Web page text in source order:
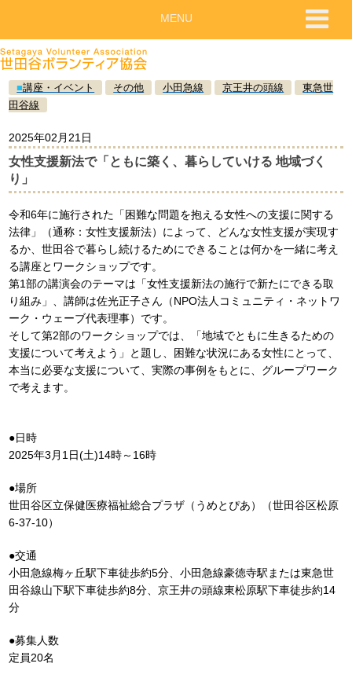
■講座・イベント その他 小田急線 京王井の頭線
東急世
田谷線
2025年02月21日
女性支援新法で「ともに築く、暮らしていける 地域づく
り」
令和6年に施行された「困難な問題を抱える女性への支援に関する
法律」（通称：女性支援新法）によって、どんな女性支援が実現す
るか、世田谷で暮らし続けるためにできることは何かを一緒に考え
る講座とワークショップです。
第1部の講演会のテーマは「⼥性⽀援新法の施⾏で新たにできる取
り組み」、講師は佐光正⼦さん（NPO法⼈コミュニティ・ネットワ
ーク・ウェーブ代表理事）です。
そして第2部のワークショップでは、「地域でともに⽣きるための
⽀援について考えよう」と題し、困難な状況にある⼥性にとって、
本当に必要な⽀援について、実際の事例をもとに、グループワーク
で考えます。
●日時
2025年3月1日(土)14時～16時
●場所
世田谷区立保健医療福祉総合プラザ（うめとぴあ）（世田谷区松原
6-37-10）
●交通
小田急線梅ヶ丘駅下車徒歩約5分、小田急線豪徳寺駅または東急世
田谷線山下駅下車徒歩約8分、京王井の頭線東松原駅下車徒歩約14
分
●募集人数
定員20名
MENU